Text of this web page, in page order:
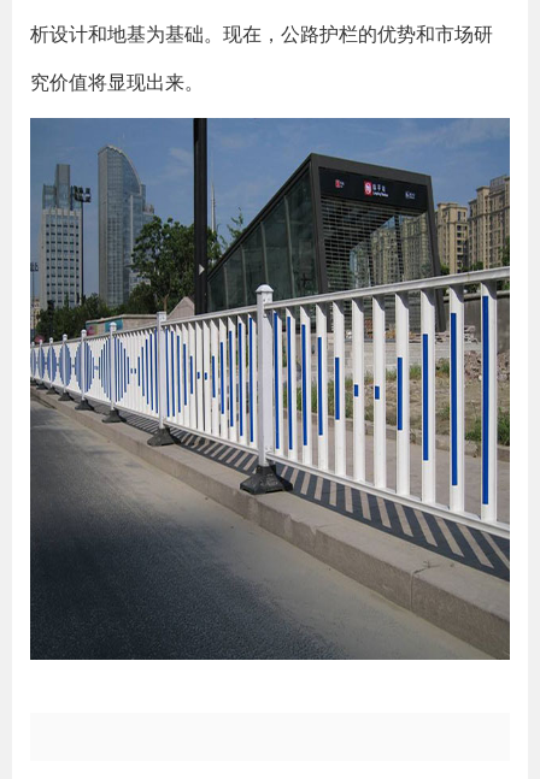
析设计和地基为基础。现在，公路护栏的优势和市场研
究价值将显现出来。